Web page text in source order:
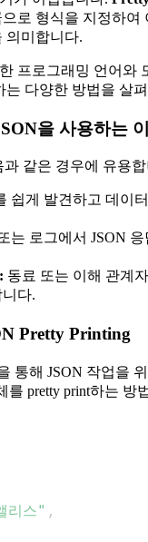
로 형식을 지정하여
의미합니다.
프로그래밍 언어와
는 다양한 방법을 살
을 사용하는
과 같은 경우에 유용
쉽게 발견하고 데이
는 로그에서 JSON
동료 또는 이해 관계
다.
Pretty Printing
통해 JSON 작업을
를 pretty print하는 방
리스" ,